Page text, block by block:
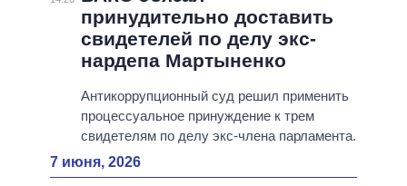
принудительно доставить
свидетелей по делу экс-
нардепа Мартыненко
Антикоррупционный суд решил применить
процессуальное принуждение к трем
свидетелям по делу экс-члена парламента.
7 июня, 2026